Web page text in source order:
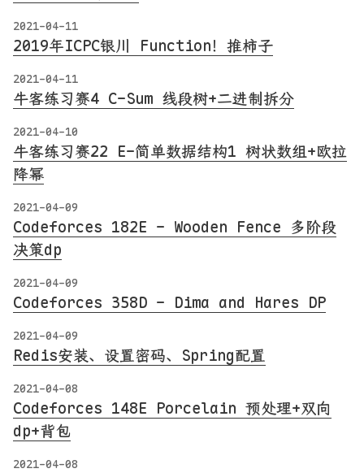
2021-04-11
2019年ICPC银川 Function！推柿子
2021-04-11
牛客练习赛4 C-Sum 线段树+二进制拆分
2021-04-10
牛客练习赛22 E-简单数据结构1 树状数组+欧拉
降幂
2021-04-09
Codeforces 182E - Wooden Fence 多阶段
决策dp
2021-04-09
Codeforces 358D - Dima and Hares DP
2021-04-09
Redis安装、设置密码、Spring配置
2021-04-08
Codeforces 148E Porcelain 预处理+双向
dp+背包
2021-04-08